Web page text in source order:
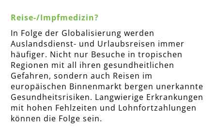
Reise-/Impfmedizin?
In Folge der Globalisierung werden
Auslandsdienst- und Urlaubsreisen immer
häufiger. Nicht nur Besuche in tropischen
Regionen mit all ihren gesundheitlichen
Gefahren, sondern auch Reisen im
europäischen Binnenmarkt bergen unerkannte
Gesundheitsrisiken. Langwierige Erkrankungen
mit hohen Fehlzeiten und Lohnfortzahlungen
können die Folge sein.